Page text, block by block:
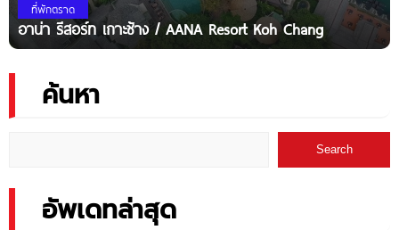
ที่พักตราด
อาน่า รีสอร์ท เกาะช้าง / AANA Resort Koh Chang
ค้นหา
Search
อัพเดทล่าสุด